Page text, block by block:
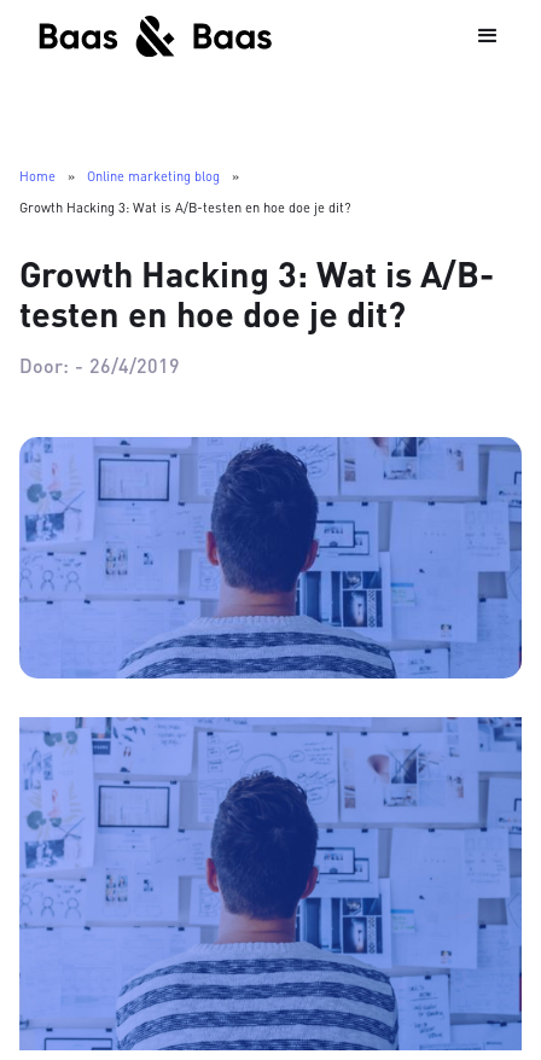
Home » Online marketing blog
»
Growth Hacking 3: Wat is A/B-testen en hoe doe je dit?
Growth Hacking 3: Wat is A/B-
testen en hoe doe je dit?
Door: - 26/4/2019